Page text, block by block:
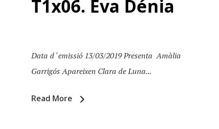
T1x06. Eva Dénia
Data d´emissió 13/03/2019 Presenta Amàlia
Garrigós Apareixen Clara de Luna...
Read More